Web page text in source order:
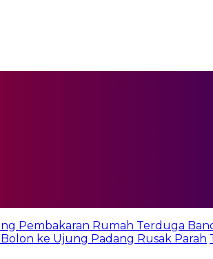
Pembakaran Rumah Terduga
ke Ujung Padang Rusak Parah